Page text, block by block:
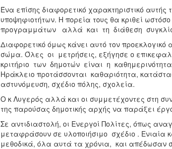
Ένα επίσης διαφορετικό χαρακτηριστικό
υποψηφιοτήτων. Η πορεία τους θα κριθεί
προγραμμάτων αλλά και τη διάθεση
Διαφορετικό όμως κάνει αυτό τον
σώμα. Όλες οι μετρήσεις, εξήγησε ο
κριτήριο των δημοτών είναι η
Ηράκλειο προτάσσονται καθαριότητα,
αστυνόμευση, σχέδιο πόλης, σχολεία.
Ο κ Λυγερός αλλά και οι συμμετέχοντες στη
της παρούσας δημοτικής αρχής να παράξει
Σε αντιδιαστολή, οι Ενεργοί Πολίτες, όπως
μεταφράσουν σε υλοποιήσιμο σχέδιο . Ενιαία
μεθοδικά, όλα αυτά τα χρόνια, και απέδωσαν